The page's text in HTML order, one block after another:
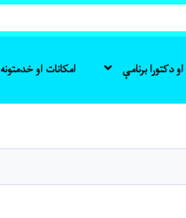
دکتورا برنامې امکانات او خدمتونه